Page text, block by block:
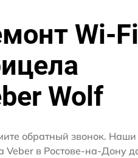
Wi-
Wolf
обратный звонок.
Veber в Ростове-на-Дону